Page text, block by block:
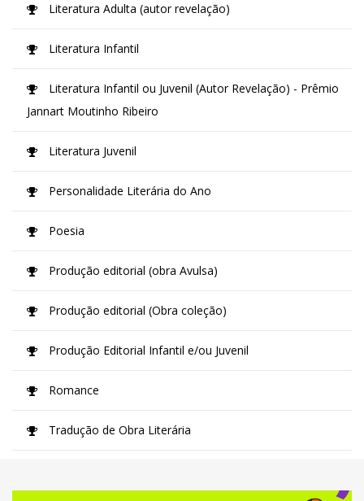
Literatura Adulta (autor revelação)
Literatura Infantil
Literatura Infantil ou Juvenil (Autor Revelação) - Prêmio
Jannart Moutinho Ribeiro
Literatura Juvenil
Personalidade Literária do Ano
Poesia
Produção editorial (obra Avulsa)
Produção editorial (Obra coleção)
Produção Editorial Infantil e/ou Juvenil
Romance
Tradução de Obra Literária